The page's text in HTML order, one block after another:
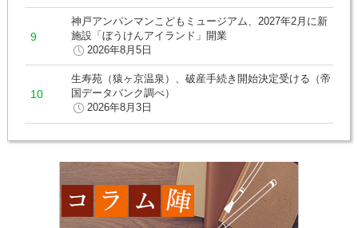
神戸アンパンマンこどもミュージアム、2027年2月に新
施設「ぼうけんアイランド」開業
2026年8月5日
生寿苑（猿ヶ京温泉）、破産手続き開始決定受ける（帝
国データバンク調べ）
2026年8月3日